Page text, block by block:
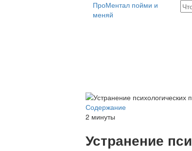
ПроМентал пойми и
меняй
Содержание
2 минуты
Устранение